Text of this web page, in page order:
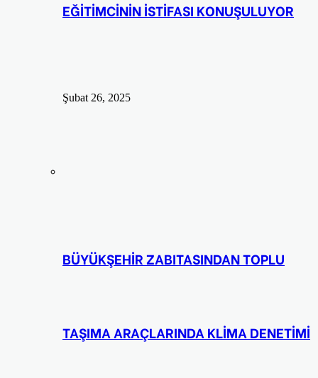
EĞİTİMCİNİN İSTİFASI KONUŞULUYOR
Şubat 26, 2025
BÜYÜKŞEHİR ZABITASINDAN TOPLU
TAŞIMA ARAÇLARINDA KLİMA DENETİMİ